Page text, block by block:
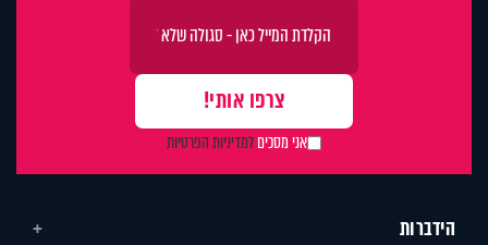
אני מסכיםלמדיניות הפרטיות
הידברות